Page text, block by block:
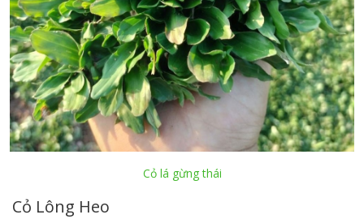
Cỏ lá gừng thái
Cỏ Lông Heo